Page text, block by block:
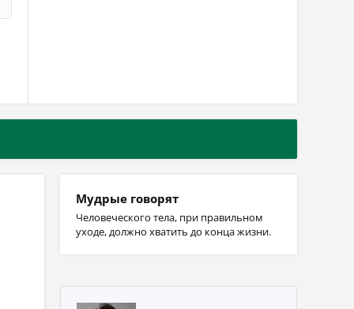
Мудрые говорят
Человеческого тела, при правильном
уходе, должно хватить до конца жизни.